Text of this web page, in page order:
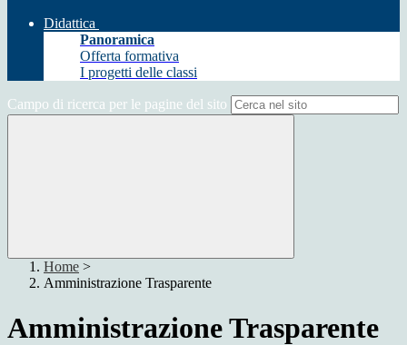
Didattica
Panoramica
Offerta formativa
I progetti delle classi
Campo di ricerca per le pagine del sito
Home >
Amministrazione Trasparente
Amministrazione Trasparente